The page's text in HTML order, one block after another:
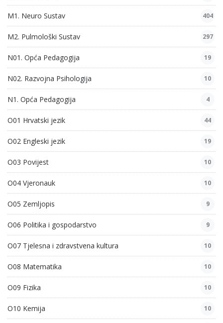
M1. Neuro Sustav 404
M2. Pulmološki Sustav 297
N01. Opća Pedagogija 19
N02. Razvojna Psihologija 10
N1. Opća Pedagogija 4
O01 Hrvatski jezik 44
O02 Engleski jezik 19
O03 Povijest 10
O04 Vjeronauk 10
O05 Zemljopis 9
O06 Politika i gospodarstvo 9
O07 Tjelesna i zdravstvena kultura 10
O08 Matematika 10
O09 Fizika 10
O10 Kemija 10